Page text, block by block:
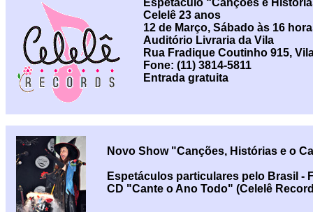
Espetáculo “Canções e
Celelê 23 anos
12 de Março, Sábado às 16
Auditório Livraria da Vila
Rua Fradique Coutinho 915,
Fone: (11) 3814-5811
Entrada gratuita
Novo Show "Canções, Histórias e o
Espetáculos particulares pelo Brasil -
CD "Cante o Ano Todo" (Celelê